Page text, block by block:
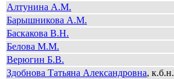
Алтунина А.М.
Барышникова А.М.
Баскакова В.Н.
Белова М.М.
Верюгин Б.В.
Здобнова Татьяна Александровна, к.б.н.